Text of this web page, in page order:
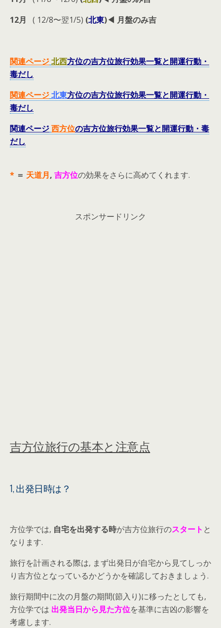
12月
( 12/8〜翌1/5) (北東)◀︎ 月盤のみ吉
関連ページ北西方位の吉方位旅行効果一覧と開運行動・
毒だし
関連ページ北東方位の吉方位旅行効果一覧と開運行動・
毒だし
関連ページ西方位の吉方位旅行効果一覧と開運行動・毒
だし
* ＝ 天道月, 吉方位の効果をさらに高めてくれます.
スポンサードリンク
吉方位旅行の基本と注意点
1, 出発日時は？
方位学では, 自宅を出発する時が吉方位旅行のスタート と
なります.
旅行を計画される際は, まず出発日が自宅から見てしっか
り吉方位となっているかどうかを確認しておきましょう.
旅行期間中に次の月盤の期間(節入り)に移ったとしても,
方位学では 出発当日から見た方位を基準に吉凶の影響を
考慮します.